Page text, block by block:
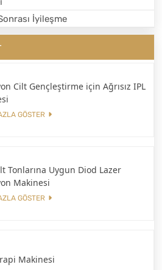
İyileşme
Cilt Gençleştirme için Ağrısız IPL
GÖSTER
Tonlarına Uygun Diod Lazer
Makinesi
GÖSTER
Makinesi